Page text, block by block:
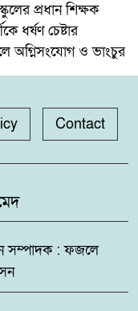
প্রধান শিক্ষক
ধর্ষণ চেষ্টার
অগ্নিসংযোগ ও ভাংচুর
ভরপ্রাপ্ত প্রধান
পারভীনের বিরুদ্ধে
পিস ইয়াবাসহ মাদক
ভ্রাম্যমাণ আদালতে
মেটবে তৃষ্ণা:
Contact
সম্পাদক : ফজলে